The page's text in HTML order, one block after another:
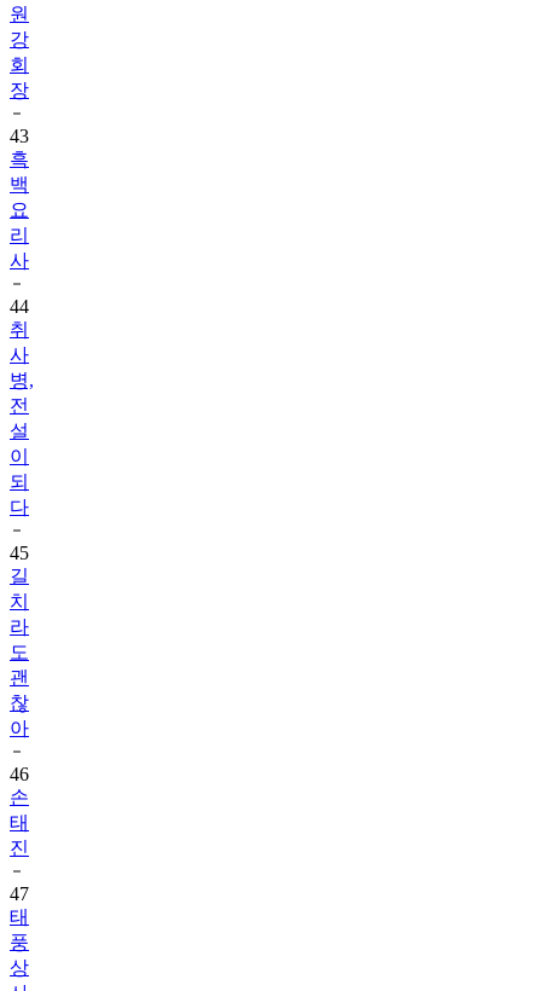
원
강
회
장
43
흑
백
요
리
사
44
취
사
병,
전
설
이
되
다
45
길
치
라
도
괜
찮
아
46
손
태
진
47
태
풍
상